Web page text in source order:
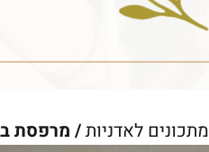
מתכונים לאדניות/ מרפסת ב 2,500